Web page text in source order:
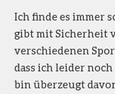
Ich finde es immer
gibt mit Sicherheit
verschiedenen
dass ich leider
bin überzeugt